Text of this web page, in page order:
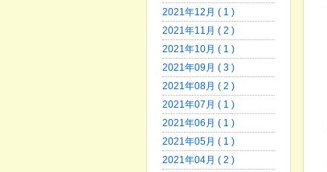
2021年12月 ( 1 )
2021年11月 ( 2 )
2021年10月 ( 1 )
2021年09月 ( 3 )
2021年08月 ( 2 )
2021年07月 ( 1 )
2021年06月 ( 1 )
2021年05月 ( 1 )
2021年04月 ( 2 )